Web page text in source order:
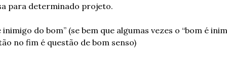
para determinado projeto.
inimigo do bom” (se bem que algumas vezes o “bom é
no fim é questão de bom senso)